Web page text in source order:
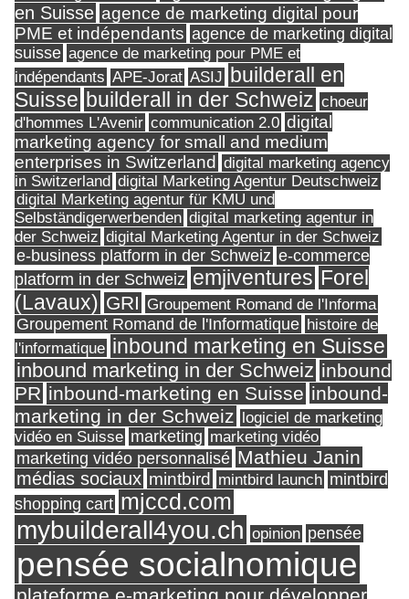
en Suisse agence de marketing digital pour
PME et indépendants agence de marketing digital
suisse agence de marketing pour PME et
indépendants APE-Jorat ASIJ builderall en
Suisse builderall in der Schweiz choeur
d'hommes L'Avenir communication 2.0 digital
marketing agency for small and medium
enterprises in Switzerland digital marketing agency
in Switzerland digital Marketing Agentur Deutschweiz
digital Marketing agentur für KMU und
Selbständigerwerbenden digital marketing agentur in
der Schweiz digital Marketing Agentur in der Schweiz
e-business platform in der Schweiz e-commerce
platform in der Schweiz emjiventures Forel
(Lavaux) GRI Groupement Romand de l'Informa
Groupement Romand de l'Informatique histoire de
l'informatique inbound marketing en Suisse
inbound marketing in der Schweiz inbound
PR inbound-marketing en Suisse inbound-
marketing in der Schweiz logiciel de marketing
vidéo en Suisse marketing marketing vidéo
marketing vidéo personnalisé Mathieu Janin
médias sociaux mintbird mintbird launch mintbird
shopping cart mjccd.com
mybuilderall4you.ch opinion pensée
pensée socialnomique